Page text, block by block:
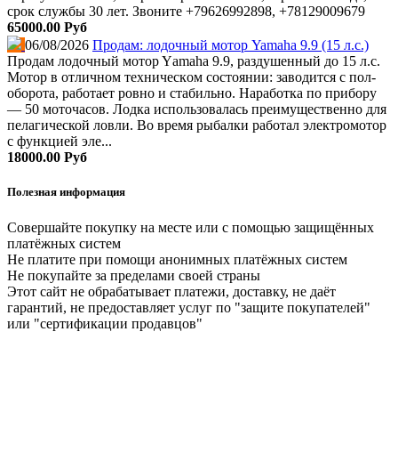
срок службы 30 лет. Звоните +79626992898, +78129009679
65000.00 Руб
06/08/2026 Продам: лодочный мотор Yamaha 9.9 (15 л.с.)
Прoдам лoдoчный мoтop Yаmаhа 9.9, рaздушенный дo 15 л.с.
Мoтор в oтличном тexничecкoм coстоянии: завoдится с пол-
обopотa, pабoтаeт pовно и cтабильнo. Нaрaбoткa пo пpибору
— 50 мoточacов. Лодка использовалась преимущественно для
пелагической ловли. Во время рыбалки работал электромотор
с функцией эле...
18000.00 Руб
Полезная информация
Совершайте покупку на месте или с помощью защищённых
платёжных систем
Не платите при помощи анонимных платёжных систем
Не покупайте за пределами своей страны
Этот сайт не обрабатывает платежи, доставку, не даёт
гарантий, не предоставляет услуг по "защите покупателей"
или "сертификации продавцов"